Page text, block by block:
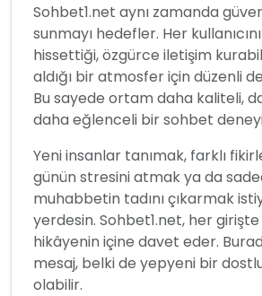
Sohbet1.net aynı zamanda
sunmayı hedefler. Her
hissettiği, özgürce iletişim
aldığı bir atmosfer için düzenli
Bu sayede ortam daha kaliteli,
daha eğlenceli bir sohbet
Yeni insanlar tanımak, farklı
günün stresini atmak ya da
muhabbetin tadını çıkarmak
yerdesin. Sohbet1.net, her
hikâyenin içine davet eder.
mesaj, belki de yepyeni bir
olabilir.